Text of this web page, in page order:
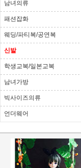
남녀의류
패션잡화
웨딩/파티복/공연복
신발
학생교복/일본교복
남녀가방
빅사이즈의류
언더웨어